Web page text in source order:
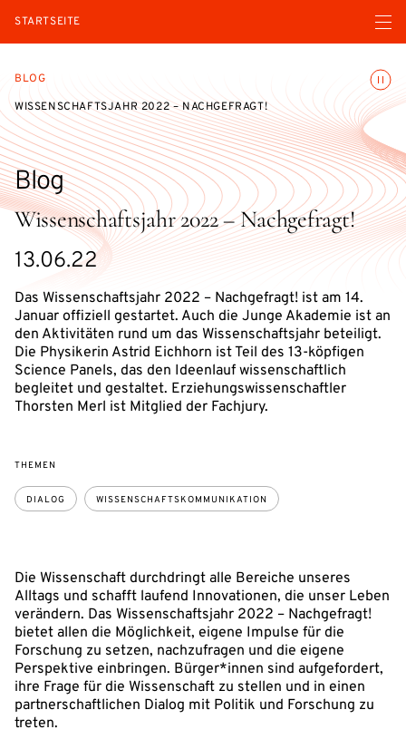
STARTSEITE Menü
BLOG
WISSENSCHAFTSJAHR 2022 – NACHGEFRAGT!
Wissenschaftsjahr 2022 – Nachgefragt!
Blog
13.06.22
Das Wissenschaftsjahr 2022 – Nachgefragt! ist am 14.
Januar offiziell gestartet. Auch die Junge Akademie ist an
den Aktivitäten rund um das Wissenschaftsjahr beteiligt.
Die Physikerin Astrid Eichhorn ist Teil des 13-köpfigen
Science Panels, das den Ideenlauf wissenschaftlich
begleitet und gestaltet. Erziehungswissenschaftler
Thorsten Merl ist Mitglied der Fachjury.
THEMEN
DIALOG WISSENSCHAFTSKOMMUNIKATION
Die Wissenschaft durchdringt alle Bereiche unseres
Alltags und schafft laufend Innovationen, die unser Leben
verändern. Das Wissenschaftsjahr 2022 – Nachgefragt!
bietet allen die Möglichkeit, eigene Impulse für die
Forschung zu setzen, nachzufragen und die eigene
Perspektive einbringen. Bürger*innen sind aufgefordert,
ihre Frage für die Wissenschaft zu stellen und in einen
partnerschaftlichen Dialog mit Politik und Forschung zu
treten.